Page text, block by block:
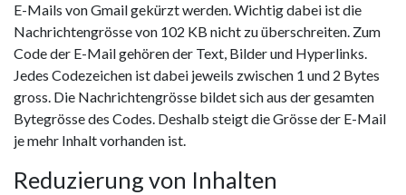
E-Mails von Gmail gekürzt werden. Wichtig dabei ist die
Nachrichtengrösse von 102 KB nicht zu überschreiten. Zum
Code der E-Mail gehören der Text, Bilder und Hyperlinks.
Jedes Codezeichen ist dabei jeweils zwischen 1 und 2 Bytes
gross. Die Nachrichtengrösse bildet sich aus der gesamten
Bytegrösse des Codes. Deshalb steigt die Grösse der E-Mail
je mehr Inhalt vorhanden ist.
Reduzierung von Inhalten